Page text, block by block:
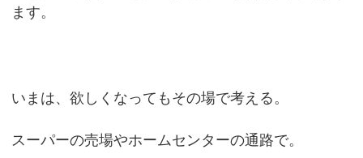
ます。
いまは、欲しくなってもその場で考える。
スーパーの売場やホームセンターの通路で。